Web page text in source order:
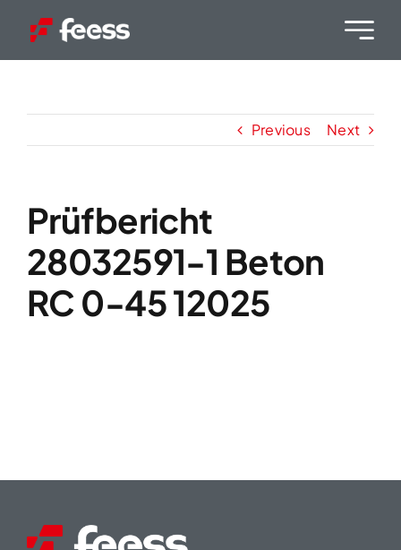
content
Previous Next
Prüfbericht
28032591-1 Beton
RC 0-45 12025